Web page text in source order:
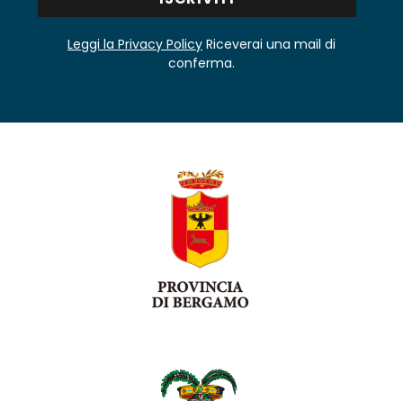
Leggi la Privacy Policy Riceverai una mail di
conferma.